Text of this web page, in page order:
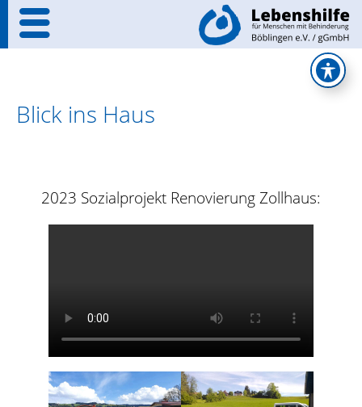
Blick ins Haus
2023 Sozialprojekt Renovierung Zollhaus: